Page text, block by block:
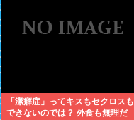
「潔癖症」ってキスもセクロスも
できないのでは？ 外食も無理だ